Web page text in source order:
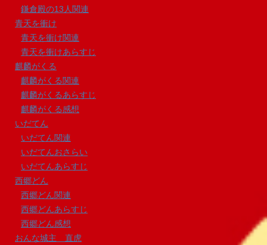
鎌倉殿の13人関連
青天を衝け
青天を衝け関連
青天を衝けあらすじ
麒麟がくる
麒麟がくる関連
麒麟がくるあらすじ
麒麟がくる感想
いだてん
いだてん関連
いだてんおさらい
いだてんあらすじ
西郷どん
西郷どん関連
西郷どんあらすじ
西郷どん感想
おんな城主 直虎